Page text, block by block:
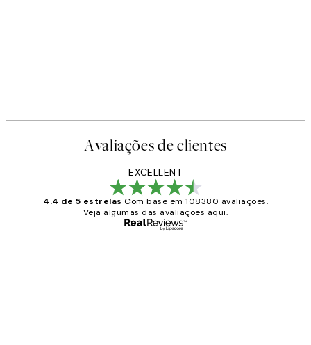
Avaliações de clientes
EXCELLENT
4.4 de 5 estrelas Com base em 108380 avaliações.
Veja algumas das avaliações aqui.